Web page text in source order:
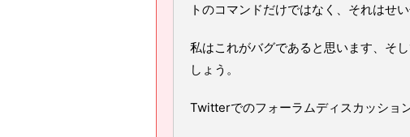
トのコマンドだけではなく、それはせ
私はこれがバグであると思います、そ
しょう。
Twitterでのフォーラムディスカッション